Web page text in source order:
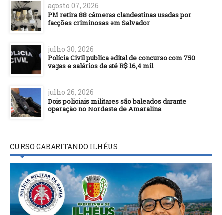
agosto 07, 2026
PM retira 88 câmeras clandestinas usadas por
facções criminosas em Salvador
julho 30, 2026
Polícia Civil publica edital de concurso com 750
vagas e salários de até R$ 16,4 mil
julho 26, 2026
Dois policiais militares são baleados durante
operação no Nordeste de Amaralina
CURSO GABARITANDO ILHÉUS